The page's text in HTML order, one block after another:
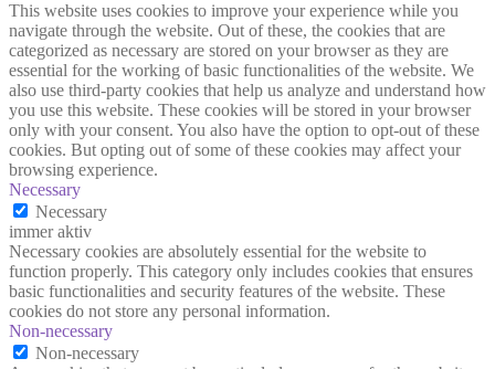
This website uses cookies to improve your experience while you
navigate through the website. Out of these, the cookies that are
categorized as necessary are stored on your browser as they are
essential for the working of basic functionalities of the website. We
also use third-party cookies that help us analyze and understand how
you use this website. These cookies will be stored in your browser
only with your consent. You also have the option to opt-out of these
cookies. But opting out of some of these cookies may affect your
browsing experience.
Necessary
Necessary
immer aktiv
Necessary cookies are absolutely essential for the website to
function properly. This category only includes cookies that ensures
basic functionalities and security features of the website. These
cookies do not store any personal information.
Non-necessary
Non-necessary